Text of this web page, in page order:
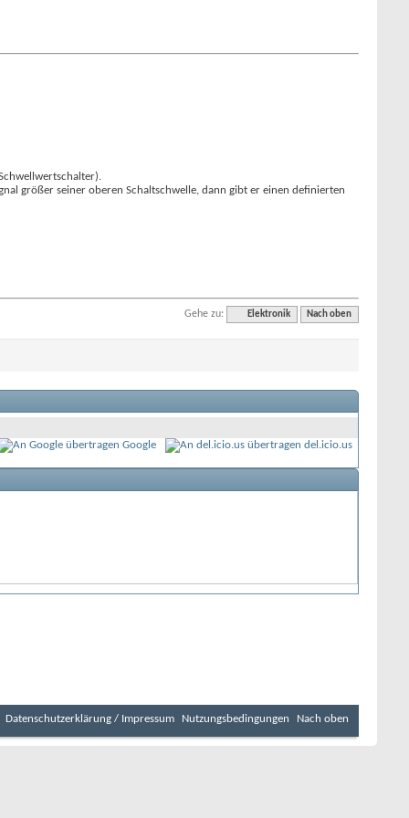
größer seiner oberen Schaltschwelle, dann gibt er einen definierten
Gehe zu: Elektronik Nach oben
Google
del.icio.us
Datenschutzerklärung / Impressum Nutzungsbedingungen Nach oben